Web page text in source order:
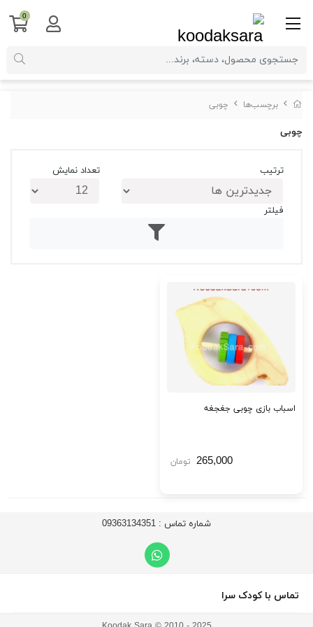
برچسب‌ها چوبی
چوبی
ترتیب تعداد نمایش
فیلتر
اسباب بازی چوبی جغجغه
265,000 تومان
شماره تماس : 09363134351
تماس با کودک سرا
0